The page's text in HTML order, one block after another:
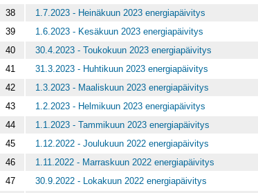
38
1.7.2023 - Heinäkuun 2023 energiapäivitys
39
1.6.2023 - Kesäkuun 2023 energiapäivitys
40
30.4.2023 - Toukokuun 2023 energiapäivitys
41
31.3.2023 - Huhtikuun 2023 energiapäivitys
42
1.3.2023 - Maaliskuun 2023 energiapäivitys
43
1.2.2023 - Helmikuun 2023 energiapäivitys
44
1.1.2023 - Tammikuun 2023 energiapäivitys
45
1.12.2022 - Joulukuun 2022 energiapäivitys
46
1.11.2022 - Marraskuun 2022 energiapäivitys
47
30.9.2022 - Lokakuun 2022 energiapäivitys